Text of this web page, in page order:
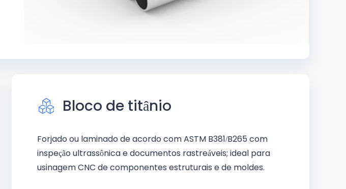
Bloco de titânio
Forjado ou laminado de acordo com ASTM B381/B265 com
inspeção ultrassônica e documentos rastreáveis; ideal para
usinagem CNC de componentes estruturais e de moldes.